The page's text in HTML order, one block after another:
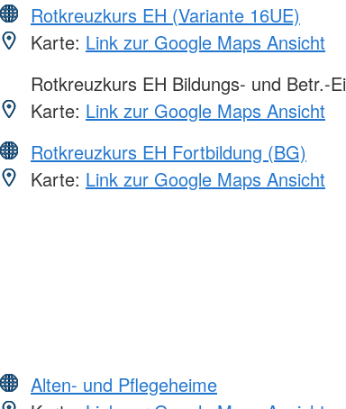
Rotkreuzkurs EH (Variante 16UE)
Karte: Link zur Google Maps Ansicht
Rotkreuzkurs EH Bildungs- und Betr.-
Karte: Link zur Google Maps Ansicht
Rotkreuzkurs EH Fortbildung (BG)
Karte: Link zur Google Maps Ansicht
Alten- und Pflegeheime